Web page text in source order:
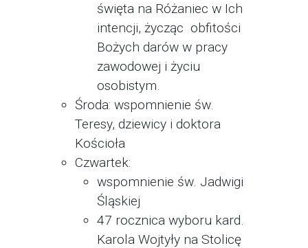
święta na Różaniec w Ich
intencji, życząc obfitości
Bożych darów w pracy
zawodowej i życiu
osobistym.
Środa: wspomnienie św.
Teresy, dziewicy i doktora
Kościoła
Czwartek:
wspomnienie św. Jadwigi
Śląskiej
47 rocznica wyboru kard.
Karola Wojtyły na Stolicę